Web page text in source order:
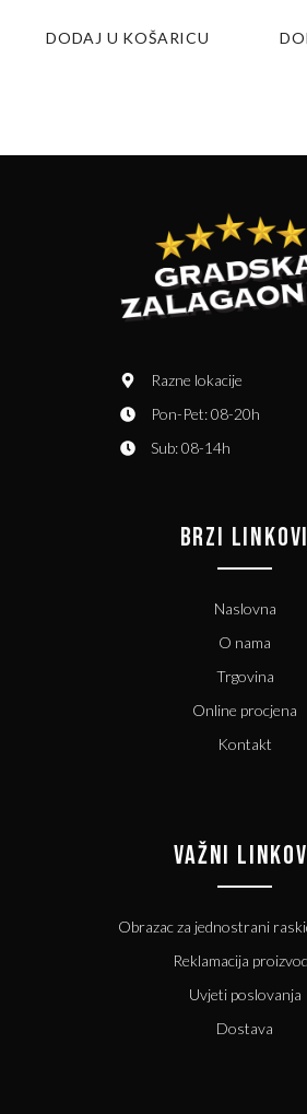
DODAJ U KOŠARICU
Razne lokacije
Pon-Pet: 08-20h
Sub: 08-14h
BRZI LINKOVI
Naslovna
O nama
Trgovina
Online procjena
Kontakt
VAŽNI
Obrazac za jednostrani
Reklamacija
Uvjeti poslovanja
Dostava